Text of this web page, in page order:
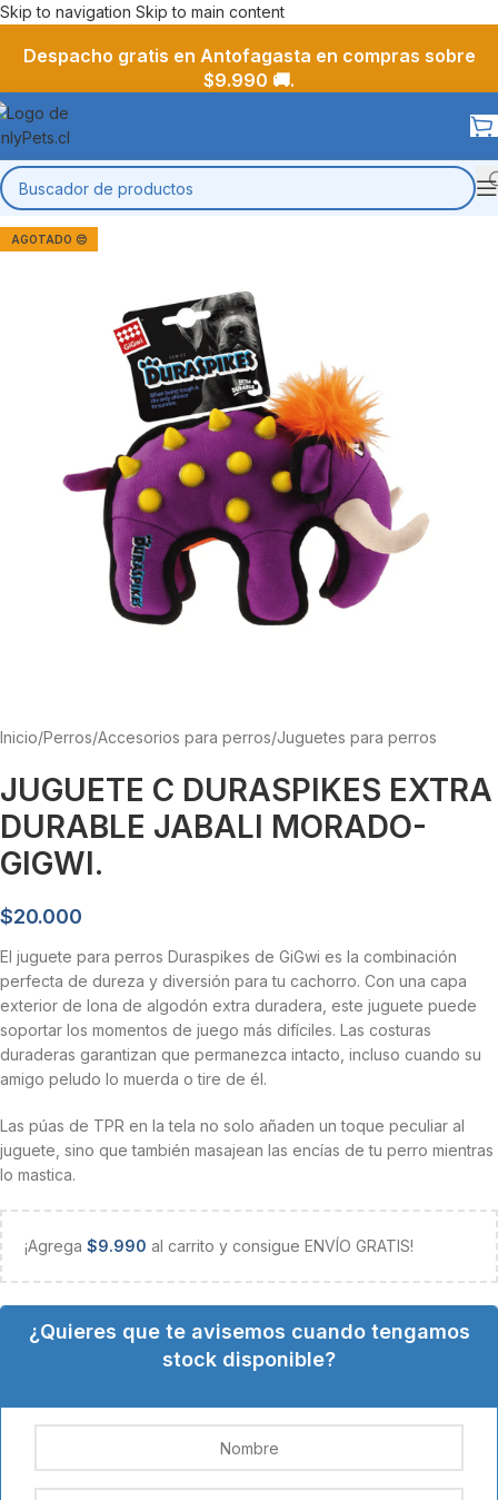
Skip to navigation Skip to main content
Despacho gratis en Antofagasta en compras sobre
$9.990 🚚.
AGOTADO 😔
Inicio/Perros/Accesorios para perros/Juguetes para perros
JUGUETE C DURASPIKES EXTRA
DURABLE JABALI MORADO-
GIGWI.
$20.000
El juguete para perros Duraspikes de GiGwi es la combinación
perfecta de dureza y diversión para tu cachorro. Con una capa
exterior de lona de algodón extra duradera, este juguete puede
soportar los momentos de juego más difíciles. Las costuras
duraderas garantizan que permanezca intacto, incluso cuando su
amigo peludo lo muerda o tire de él.
Las púas de TPR en la tela no solo añaden un toque peculiar al
juguete, sino que también masajean las encías de tu perro mientras
lo mastica.
¡Agrega $9.990 al carrito y consigue ENVÍO GRATIS!
¿Quieres que te avisemos cuando tengamos
stock disponible?